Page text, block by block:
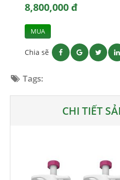
8,800,000 đ
MUA
Chia sẽ
Tags:
CHI TIẾT